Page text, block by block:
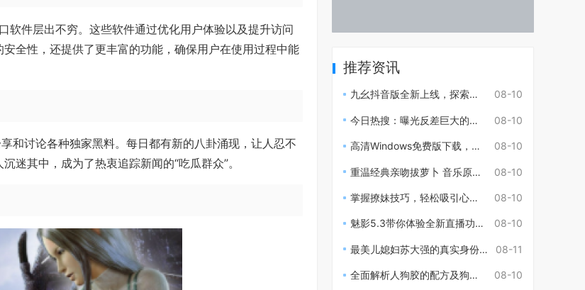
件层出不穷。这些软件通过优化用户体验以及提升访问
全性，还提供了更丰富的功能，确保用户在使用过程中能
和讨论各种独家黑料。每日都有新的八卦涌现，让人忍不
迷其中，成为了热衷追踪新闻的“吃瓜群众”。
推荐资讯
08-10
九幺抖音版全新上线，探索更精彩的短视频创作体验
08-10
今日热搜：曝光反差巨大的明星吃瓜事件全记录
08-10
高清Windows免费版下载，全新体验帮你畅游电脑生活
08-10
重温经典亲吻拔萝卜 音乐原声带给人无限回忆
08-10
掌握撩妹技巧，轻松吸引心仪对象的必看视频指南
08-10
魅影5.3带你体验全新直播功能与精彩互动
08-11
最美儿媳妇苏大强的真实身份揭秘与背后的故事
08-10
全面解析人狗胶的配方及狗狗每日喂食量建议